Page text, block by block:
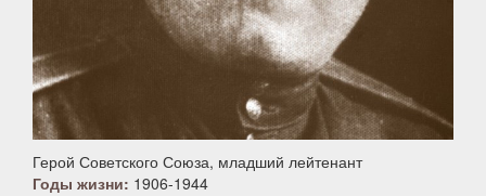
Герой Советского Союза, младший лейтенант
Годы жизни: 1906-1944